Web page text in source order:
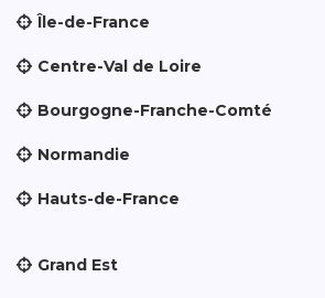
Île-de-France
Centre-Val de Loire
Bourgogne-Franche-Comté
Normandie
Hauts-de-France
Grand Est